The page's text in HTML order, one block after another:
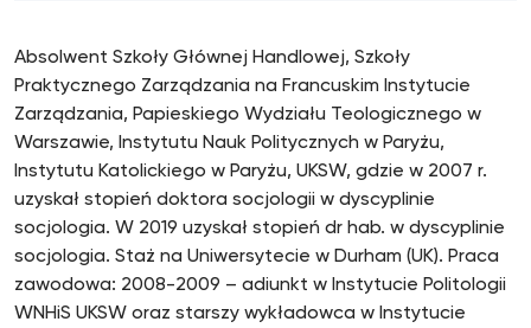
Absolwent Szkoły Głównej Handlowej, Szkoły
Praktycznego Zarządzania na Francuskim Instytucie
Zarządzania, Papieskiego Wydziału Teologicznego w
Warszawie, Instytutu Nauk Politycznych w Paryżu,
Instytutu Katolickiego w Paryżu, UKSW, gdzie w 2007 r.
uzyskał stopień doktora socjologii w dyscyplinie
socjologia. W 2019 uzyskał stopień dr hab. w dyscyplinie
socjologia. Staż na Uniwersytecie w Durham (UK). Praca
zawodowa: 2008-2009 – adiunkt w Instytucie Politologii
WNHiS UKSW oraz starszy wykładowca w Instytucie